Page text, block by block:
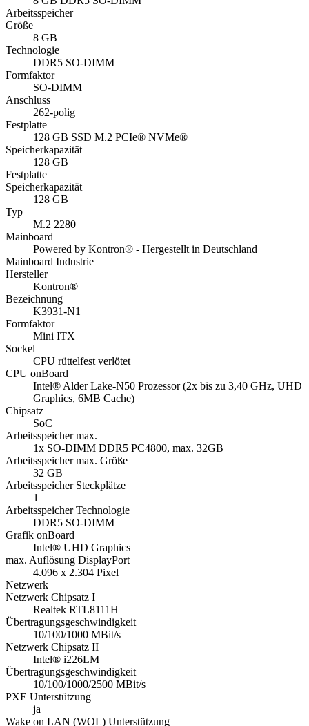
Arbeitsspeicher
Größe
8 GB
Technologie
DDR5 SO-DIMM
Formfaktor
SO-DIMM
Anschluss
262-polig
Festplatte
128 GB SSD M.2 PCIe® NVMe®
Speicherkapazität
128 GB
Festplatte
Speicherkapazität
128 GB
Typ
M.2 2280
Mainboard
Powered by Kontron® - Hergestellt in Deutschland
Mainboard Industrie
Hersteller
Kontron®
Bezeichnung
K3931-N1
Formfaktor
Mini ITX
Sockel
CPU rüttelfest verlötet
CPU onBoard
Intel® Alder Lake-N50 Prozessor (2x bis zu 3,40 GHz, UHD
Graphics, 6MB Cache)
Chipsatz
SoC
Arbeitsspeicher max.
1x SO-DIMM DDR5 PC4800, max. 32GB
Arbeitsspeicher max. Größe
32 GB
Arbeitsspeicher Steckplätze
1
Arbeitsspeicher Technologie
DDR5 SO-DIMM
Grafik onBoard
Intel® UHD Graphics
max. Auflösung DisplayPort
4.096 x 2.304 Pixel
Netzwerk
Netzwerk Chipsatz I
Realtek RTL8111H
Übertragungsgeschwindigkeit
10/100/1000 MBit/s
Netzwerk Chipsatz II
Intel® i226LM
Übertragungsgeschwindigkeit
10/100/1000/2500 MBit/s
PXE Unterstützung
ja
Wake on LAN (WOL) Unterstützung